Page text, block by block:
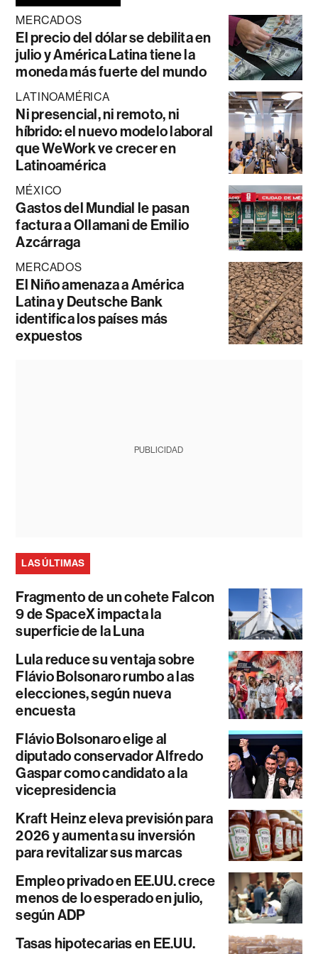
MERCADOS
El precio del dólar se debilita en
julio y América Latina tiene la
moneda más fuerte del mundo
LATINOAMÉRICA
Ni presencial, ni remoto, ni
híbrido: el nuevo modelo laboral
que WeWork ve crecer en
Latinoamérica
MÉXICO
Gastos del Mundial le pasan
factura a Ollamani de Emilio
Azcárraga
MERCADOS
El Niño amenaza a América
Latina y Deutsche Bank
identifica los países más
expuestos
PUBLICIDAD
LAS ÚLTIMAS
Fragmento de un cohete Falcon
9 de SpaceX impacta la
superficie de la Luna
Lula reduce su ventaja sobre
Flávio Bolsonaro rumbo a las
elecciones, según nueva
encuesta
Flávio Bolsonaro elige al
diputado conservador Alfredo
Gaspar como candidato a la
vicepresidencia
Kraft Heinz eleva previsión para
2026 y aumenta su inversión
para revitalizar sus marcas
Empleo privado en EE.UU. crece
menos de lo esperado en julio,
según ADP
Tasas hipotecarias en EE.UU.